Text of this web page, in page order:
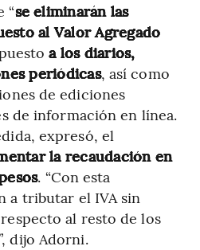
“se eliminarán las
al Valor Agregado
a los diarios,
periódicas, así como
de ediciones
de información en línea.
expresó, el
la recaudación en
. “Con esta
a tributar el IVA sin
al resto de los
dijo Adorni.